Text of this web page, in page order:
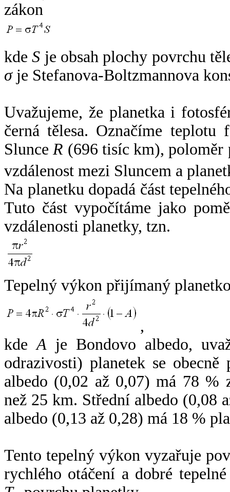
zákon
kdeS je obsah plochy povrchu
σje Stefanova-Boltzmannova
Uvažujeme, že planetka i
černá tělesa. Označíme
SlunceR (696 tisíc km),
vzdálenost mezi Sluncem a
Na planetku dopadá část
Tuto část vypočítáme jako
vzdálenosti planetky, tzn.
Tepelný výkon přijímaný
,
kdeA je Bondovo albedo,
odrazivosti) planetek se
albedo (0,02 až 0,07) má 78 %
než 25 km. Střední albedo (0,08
albedo (0,13 až 0,28) má 18 %
Tento tepelný výkon vyzařuje
rychlého otáčení a dobré